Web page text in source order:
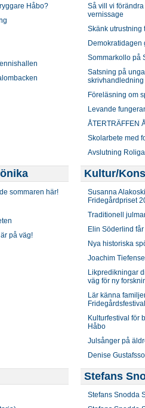
Håbo?
Så vill vi
vernissage
Skänk utrustning
Demokratidagen
Sommarkollo på
Satsning på
Föreläsning om
Levande
ÅTERTRÄFFEN
Skolarbete med
Avslutning
sommaren här!
på väg!
Kultur/
Susanna
Fridegårdpriset
Traditionell
Elin Söderlind
Nya historiska
Joachim
Likpredikningar
väg för ny
Lär känna
Kulturfestival för
Håbo
Julsånger på
Denise
Stefans
Stefans Snodda